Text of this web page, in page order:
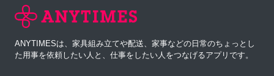
ANYTIMESは、家具組み立てや配送、家事などの日常のちょっとし
た用事を依頼したい人と、仕事をしたい人をつなげるアプリです。